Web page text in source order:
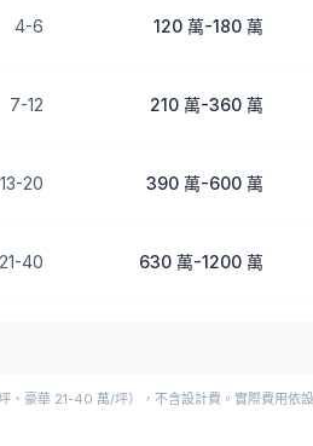
4-6 120 萬-180 萬
7-12 210 萬-360 萬
13-20 390 萬-600 萬
21-40 630 萬-1200 萬
豪華 21-40 萬/坪），不含設計費。實際費用依